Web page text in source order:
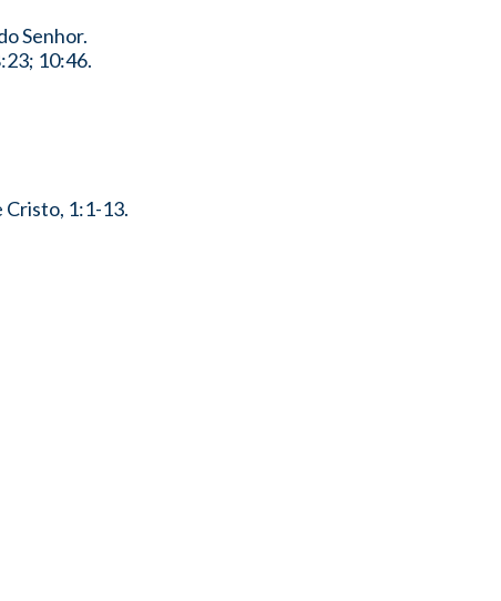
Senhor.
10:46.
Cristo, 1:1-13.